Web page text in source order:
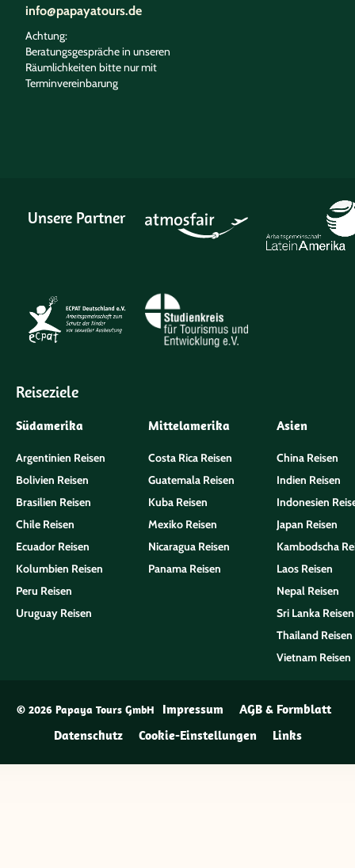
info@papayatours.de
Achtung:
Beratungsgespräche in unseren
Räumlichkeiten bitte nur mit
Terminvereinbarung
Unsere Partner
Reiseziele
Südamerika
Argentinien Reisen
Bolivien Reisen
Brasilien Reisen
Chile Reisen
Ecuador Reisen
Kolumbien Reisen
Peru Reisen
Uruguay Reisen
Mittelamerika
Costa Rica Reisen
Guatemala Reisen
Kuba Reisen
Mexiko Reisen
Nicaragua Reisen
Panama Reisen
Asien
China Reisen
Indien Reisen
Indonesien
Japan Reisen
Kambodscha
Laos Reisen
Nepal Reisen
Sri Lanka Reisen
Thailand Reisen
Vietnam Reisen
© 2026 Papaya Tours GmbH Impressum
AGB & Formblatt
Datenschutz
Cookie-Einstellungen Links